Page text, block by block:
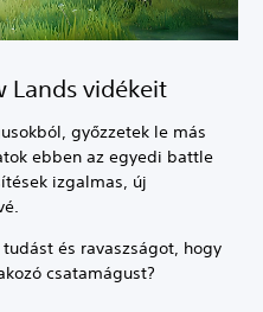
Lands vidékeit
győzzetek le más
ebben az egyedi battle
izgalmas, új
és ravaszságot, hogy
csatamágust?